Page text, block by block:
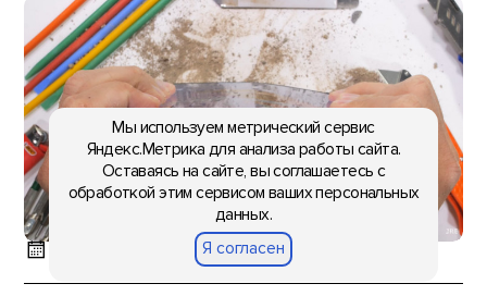
11:24, 11 августа 2023
Мы используем метрический сервис
Яндекс.Метрика для анализа работы сайта.
Оставаясь на сайте, вы соглашаетесь с
обработкой этим сервисом ваших персональных
данных.
Я согласен